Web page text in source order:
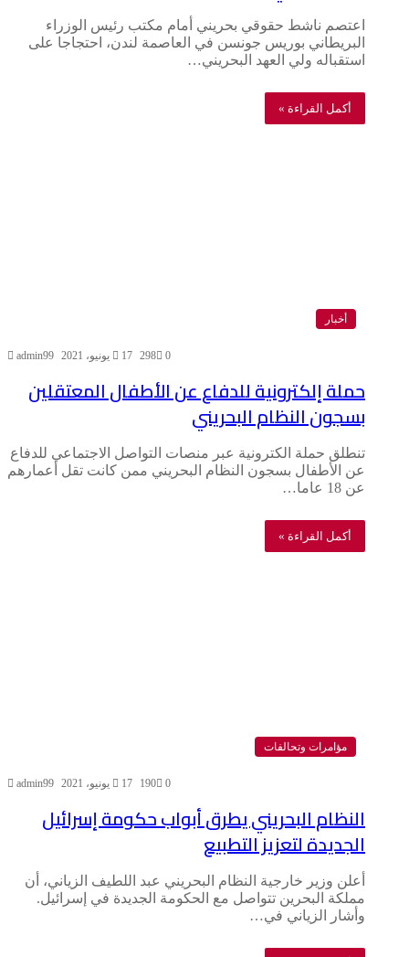
اعتصم ناشط حقوقي بحريني أمام مكتب رئيس الوزراء
البريطاني بوريس جونسن في العاصمة لندن، احتجاجا على
استقباله ولي العهد البحريني…
أكمل القراءة »
أخبار
admin99 17 يونيو، 2021 0
298
حملة إلكترونية للدفاع عن الأطفال المعتقلين
بسجون النظام البحريني
تنطلق حملة الكترونية عبر منصات التواصل الاجتماعي للدفاع
عن الأطفال بسجون النظام البحريني ممن كانت تقل أعمارهم
عن 18 عاما…
أكمل القراءة »
مؤامرات وتحالفات
admin99 17 يونيو، 2021 0
190
النظام البحريني يطرق أبواب حكومة إسرائيل
الجديدة لتعزيز التطبيع
أعلن وزير خارجية النظام البحريني عبد اللطيف الزياني، أن
مملكة البحرين تتواصل مع الحكومة الجديدة في إسرائيل.
وأشار الزياني في…